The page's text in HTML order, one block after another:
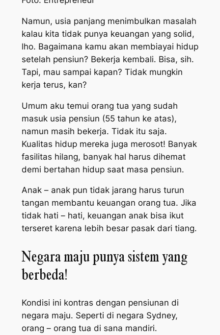
Namun, usia panjang menimbulkan masalah
kalau kita tidak punya keuangan yang solid,
lho. Bagaimana kamu akan membiayai hidup
setelah pensiun? Bekerja kembali. Bisa, sih.
Tapi, mau sampai kapan? Tidak mungkin
kerja terus, kan?
Umum aku temui orang tua yang sudah
masuk usia pensiun (55 tahun ke atas),
namun masih bekerja. Tidak itu saja.
Kualitas hidup mereka juga merosot! Banyak
fasilitas hilang, banyak hal harus dihemat
demi bertahan hidup saat masa pensiun.
Anak – anak pun tidak jarang harus turun
tangan membantu keuangan orang tua. Jika
tidak hati – hati, keuangan anak bisa ikut
terseret karena lebih besar pasak dari tiang.
Negara maju punya sistem yang
berbeda!
Kondisi ini kontras dengan pensiunan di
negara maju. Seperti di negara Sydney,
orang – orang tua di sana mandiri.